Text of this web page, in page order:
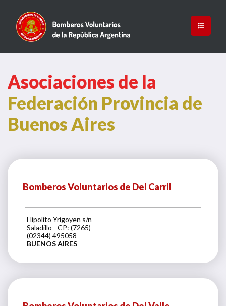
Asociaciones de la
Federación Provincia de
Buenos Aires
Bomberos Voluntarios de Del Carril
- Hipolito Yrigoyen s/n
- Saladillo - CP: (7265)
- (02344) 495058
- BUENOS AIRES